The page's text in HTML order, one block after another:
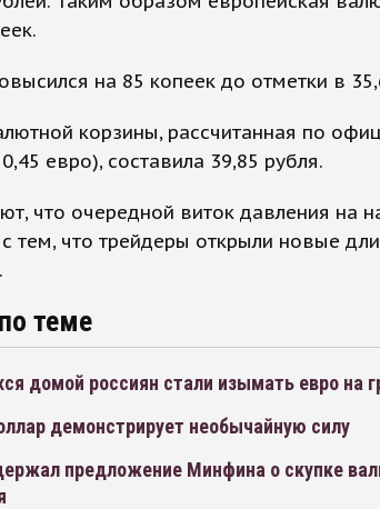
на 85 копеек до отметки в
корзины, рассчитанная по
евро), составила 39,85 рубля.
что очередной виток давления на
тем, что трейдеры открыли новые
теме
домой россиян стали изымать евро на
демонстрирует необычайную силу
предложение Минфина о скупке